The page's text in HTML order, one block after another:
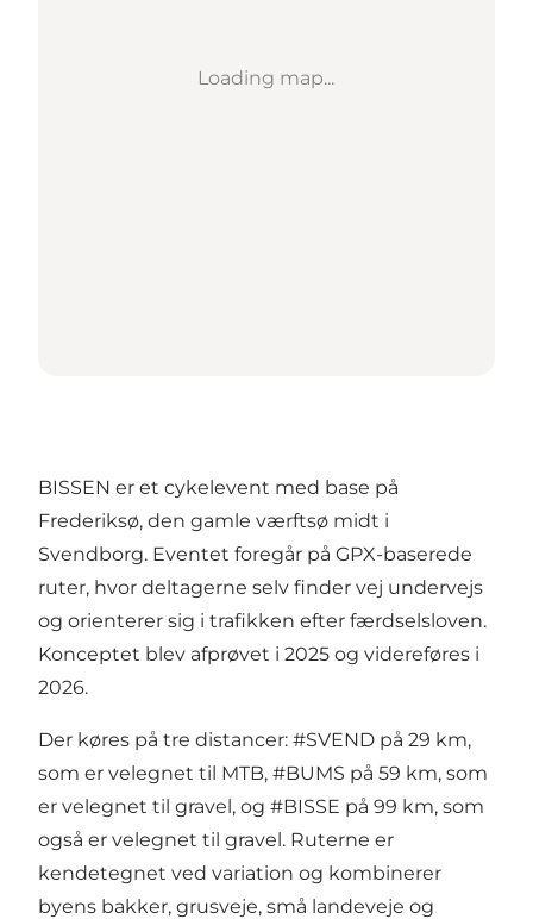
Loading map...
BISSEN er et cykelevent med base på
Frederiksø, den gamle værftsø midt i
Svendborg. Eventet foregår på GPX-baserede
ruter, hvor deltagerne selv finder vej undervejs
og orienterer sig i trafikken efter færdselsloven.
Konceptet blev afprøvet i 2025 og videreføres i
2026.
Der køres på tre distancer: #SVEND på 29 km,
som er velegnet til MTB, #BUMS på 59 km, som
er velegnet til gravel, og #BISSE på 99 km, som
også er velegnet til gravel. Ruterne er
kendetegnet ved variation og kombinerer
byens bakker, grusveje, små landeveje og